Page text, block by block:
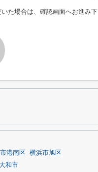
た場合は、確認画面へお進み下
港南区
横浜市旭区
大和市